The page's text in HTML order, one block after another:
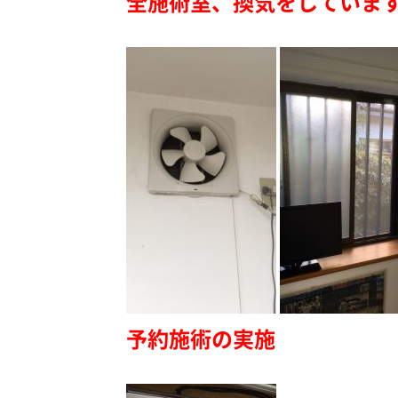
予約施術の実施